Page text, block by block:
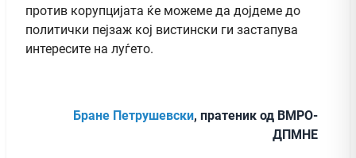
против корупцијата ќе можеме да дојдеме до
политички пејзаж кој вистински ги застапува
интересите на луѓето.
Бране Петрушевски, пратеник од ВМРО-
ДПМНЕ